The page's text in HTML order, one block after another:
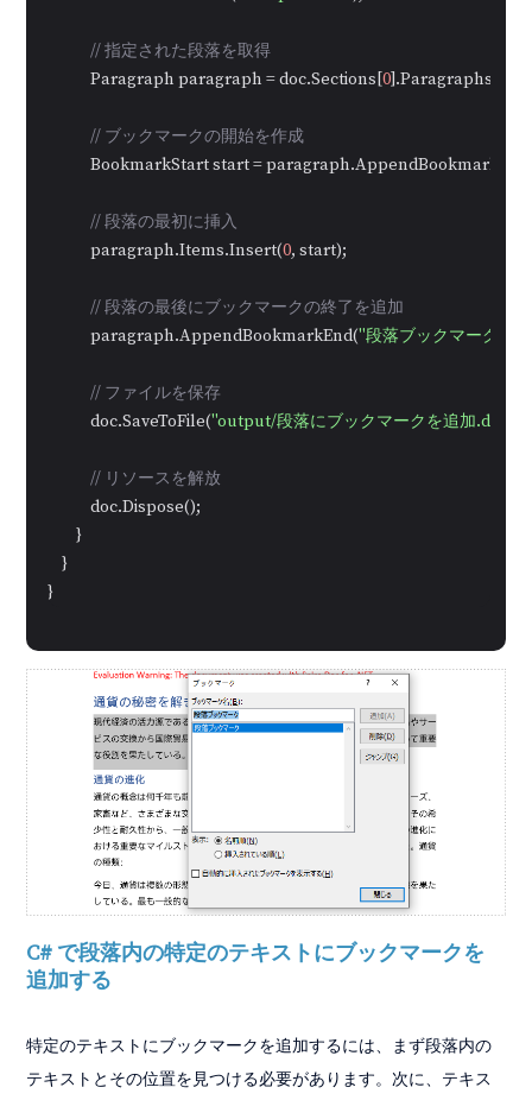
// 指定された段落を取得
            Paragraph paragraph = doc.Sections[
0].Paragraphs[
// ブックマークの開始を作成
BookmarkStart start =
// 段落の最初に挿入
            paragraph.Items.Insert(
0, start);
// 段落の最後にブックマークの終了を追加
            paragraph.AppendBookmarkEnd(
"段落ブックマーク"
// ファイルを保存
            doc.SaveToFile(
"output/段落にブックマークを追加.docx"
// リソースを解放
            doc.Dispose();
        }
    }
}
C# で段落内の特定のテキストにブックマークを
追加する
特定のテキストにブックマークを追加するには、まず段落内の
テキストとその位置を見つける必要があります。次に、テキス